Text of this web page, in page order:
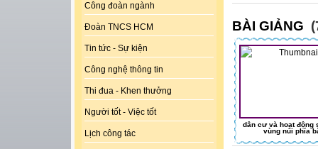
Công đoàn ngành
Đoàn TNCS HCM
Tin tức - Sự kiện
Công nghệ thông tin
Thi đua - Khen thưởng
Người tốt - Việc tốt
Lịch công tác
BÀI GIẢNG
dân cư và hoạt động
vùng núi phía